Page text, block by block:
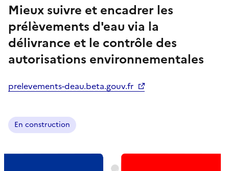
Mieux suivre et encadrer les
prélèvements d'eau via la
délivrance et le contrôle des
autorisations environnementales
prelevements-deau.beta.gouv.fr
En construction